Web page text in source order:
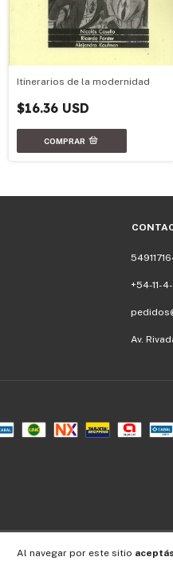
Al navegar por este sitio
Itinerarios de la modernidad
$16.36 USD
+54-11-
Av.